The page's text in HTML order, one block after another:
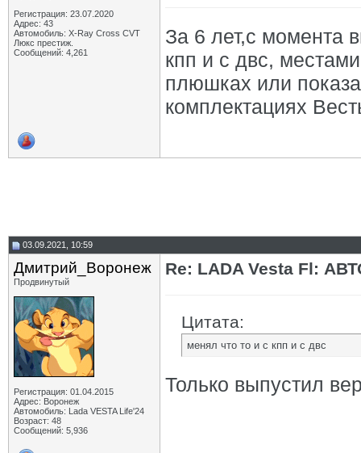
Регистрация: 23.07.2020
Адрес: 43
Автомобиль: X-Ray Cross CVT
Люкс престиж.
Сообщений: 4,261
За 6 лет,с момента
кпп и с двс,
плюшках или
комплектациях
03.09.2021, 10:59
Дмитрий_Воронеж
Продвинутый
Регистрация: 01.04.2015
Адрес: Воронеж
Автомобиль: Lada VESTA Life'24
Возраст: 48
Сообщений: 5,936
Re: LADA Vesta Fl:
Цитата:
менял что то и с кпп и с двс
Только выпустил